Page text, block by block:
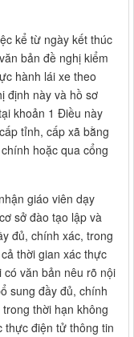
kể từ ngày kết thúc
bản đề nghị kiểm
hành lái xe theo
định này và hồ sơ
khoản 1 Điều này
tỉnh, cấp xã bằng
hoặc qua cổng
giáo viên dạy
sở đào tạo lập và
đủ, chính xác, trong
thời gian xác thực
văn bản nêu rõ nội
sung đầy đủ, chính
thời hạn không
thực điện tử thông tin